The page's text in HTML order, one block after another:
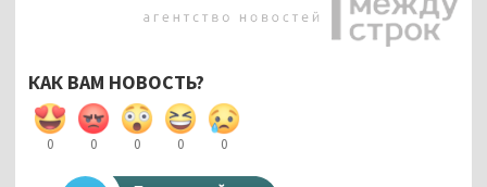
КАК ВАМ НОВОСТЬ?
0 0 0 0 0